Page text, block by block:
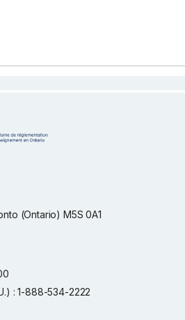
(Ontario) M5S 0A1
: 1-888-534-2222